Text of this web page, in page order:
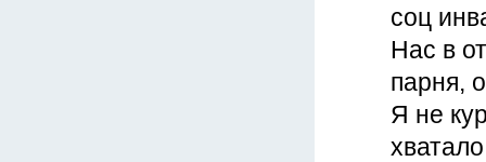
соц
Нас в
парня,
Я не